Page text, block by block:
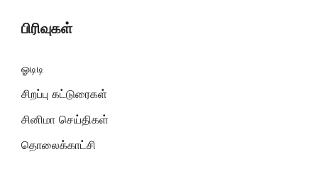
பிரிவுகள்
ஓடிடி
சிறப்பு கட்டுரைகள்
சினிமா செய்திகள்
தொலைக்காட்சி